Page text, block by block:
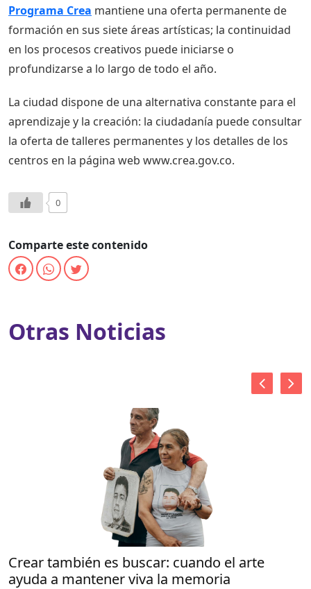
Programa Crea mantiene una oferta permanente de
formación en sus siete áreas artísticas; la continuidad
en los procesos creativos puede iniciarse o
profundizarse a lo largo de todo el año.
La ciudad dispone de una alternativa constante para el
aprendizaje y la creación: la ciudadanía puede consultar
la oferta de talleres permanentes y los detalles de los
centros en la página web www.crea.gov.co.
0
Comparte este contenido
Otras Noticias
Crear también es buscar: cuando el arte
ayuda a mantener viva la memoria